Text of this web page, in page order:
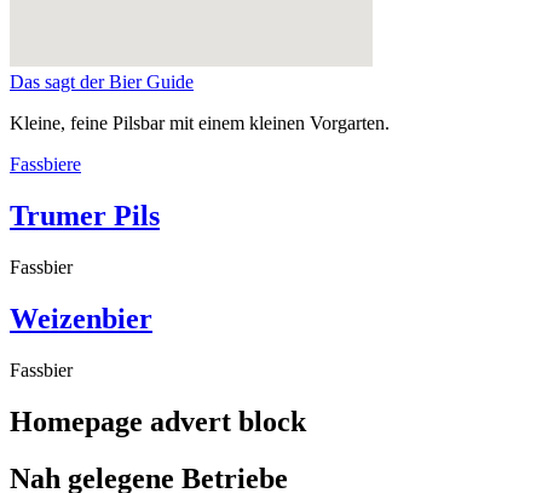
Das sagt der Bier Guide
Kleine, feine Pilsbar mit einem kleinen Vorgarten.
Fassbiere
Trumer Pils
Fassbier
Weizenbier
Fassbier
Homepage advert block
Nah gelegene Betriebe